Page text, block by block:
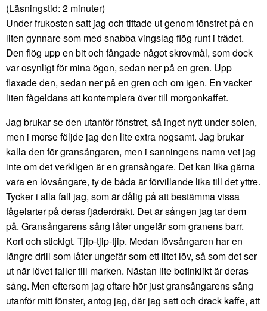
(Läsningstid: 2 minuter)
Under frukosten satt jag och tittade ut genom fönstret på en
liten gynnare som med snabba vingslag flög runt i trädet.
Den flög upp en bit och fångade något skrovmål, som dock
var osynligt för mina ögon, sedan ner på en gren. Upp
flaxade den, sedan ner på en gren och om igen. En vacker
liten fågeldans att kontemplera över till morgonkaffet.
Jag brukar se den utanför fönstret, så inget nytt under solen,
men i morse följde jag den lite extra nogsamt. Jag brukar
kalla den för gransångaren, men i sanningens namn vet jag
inte om det verkligen är en gransångare. Det kan lika gärna
vara en lövsångare, ty de båda är förvillande lika till det yttre.
Tycker i alla fall jag, som är dålig på att bestämma vissa
fågelarter på deras fjäderdräkt. Det är sången jag tar dem
på. Gransångarens sång låter ungefär som granens barr.
Kort och stickigt. Tjip-tjip-tjip. Medan lövsångaren har en
längre drill som låter ungefär som ett litet löv, så som det ser
ut när lövet faller till marken. Nästan lite bofinklikt är deras
sång. Men eftersom jag oftare hör just gransångarens sång
utanför mitt fönster, antog jag, där jag satt och drack kaffe, att